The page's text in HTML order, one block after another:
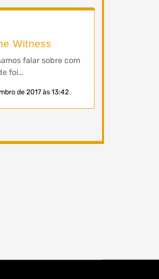
Witness
falar sobre com
foi…
de 2017 às 13:42